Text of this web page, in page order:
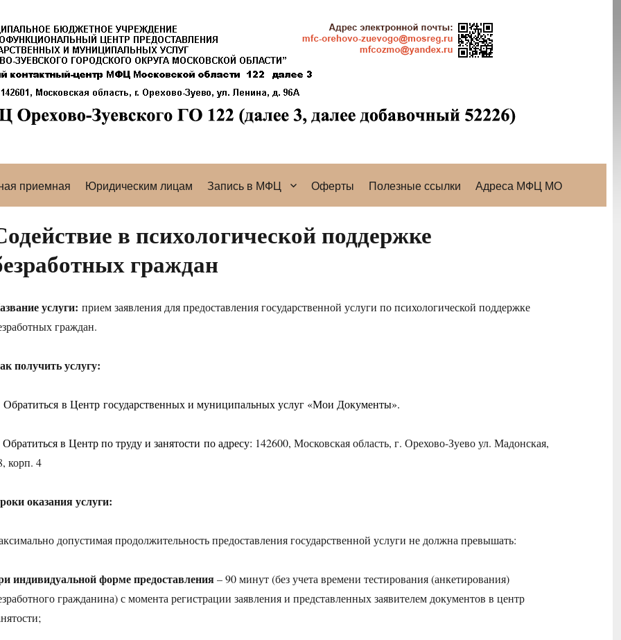
приемная Юридическим лицам Запись в МФЦ Оферты Полезные ссылки Адреса МФЦ МО
в психологической поддержке
граждан
услуги: прием заявления для предоставления государственной услуги по психологической поддержке
граждан.
получить услугу:
Обратиться в Центр государственных и муниципальных услуг «Мои Документы».
Обратиться в Центр по труду и занятости по адресу: 142600, Московская область, г. Орехово-Зуево ул. Мадонская,
корп. 4
оказания услуги:
допустимая продолжительность предоставления государственной услуги не должна превышать:
индивидуальной формепредоставления– 90 минут (без учета времени тестирования (анкетирования)
гражданина) с момента регистрации заявления и представленных заявителем документов в центр